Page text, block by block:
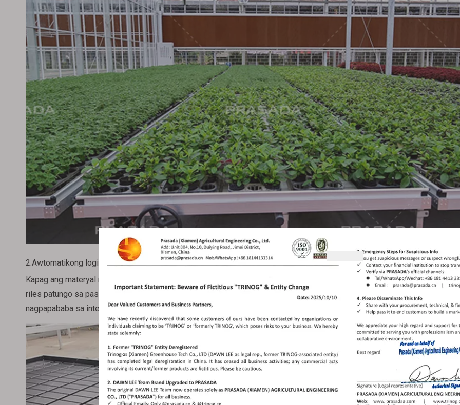
2.Awtomatikong logistics bench system
Kapag ang materyal ng halaman ay kailangang ilipat sa ibang lokasyon sa pasilidad, ang mga tray ay maaaring igulong sa
riles patungo sa pasilyo, na nagpoprotekta sa planta mula sa pagkasira sa panahon ng transportasyon, nakakatipid ng
nagpapababa sa intensity ng trabaho.